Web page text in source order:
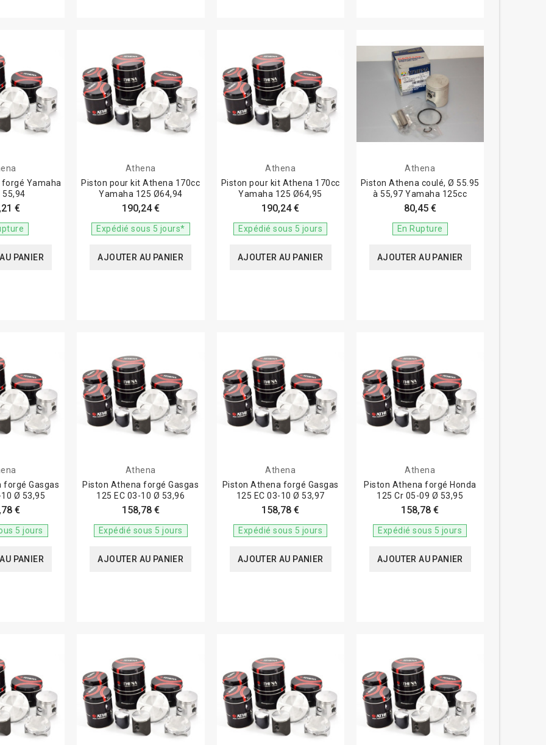
Yamaha
55,94
€
PANIER
Athena
Piston pour kit Athena 170cc
Yamaha 125 Ø64,94
190,24 €
Expédié sous 5 jours*
AJOUTER AU PANIER
Athena
Piston pour kit Athena 170cc
Yamaha 125 Ø64,95
190,24 €
Expédié sous 5 jours
AJOUTER AU PANIER
Athena
Piston Athena coulé, Ø 55.95
à 55,97 Yamaha 125cc
80,45 €
En Rupture
AJOUTER AU PANIER
forgé Gasgas
Ø 53,95
€
5 jours
PANIER
Athena
Piston Athena forgé Gasgas
125 EC 03-10 Ø 53,96
158,78 €
Expédié sous 5 jours
AJOUTER AU PANIER
Athena
Piston Athena forgé Gasgas
125 EC 03-10 Ø 53,97
158,78 €
Expédié sous 5 jours
AJOUTER AU PANIER
Athena
Piston Athena forgé Honda
125 Cr 05-09 Ø 53,95
158,78 €
Expédié sous 5 jours
AJOUTER AU PANIER